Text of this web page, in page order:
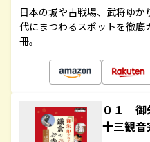
日本の城や古戦場、武将ゆ
代にまつわるスポットを徹
冊。
０１ 御
十三観